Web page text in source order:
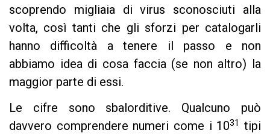
scoprendo migliaia di virus sconosciuti alla
volta, così tanti che gli sforzi per catalogarli
hanno difficoltà a tenere il passo e non
abbiamo idea di cosa faccia (se non altro) la
maggior parte di essi.
Le cifre sono sbalorditive. Qualcuno può
davvero comprendere numeri come i 1031 tipi